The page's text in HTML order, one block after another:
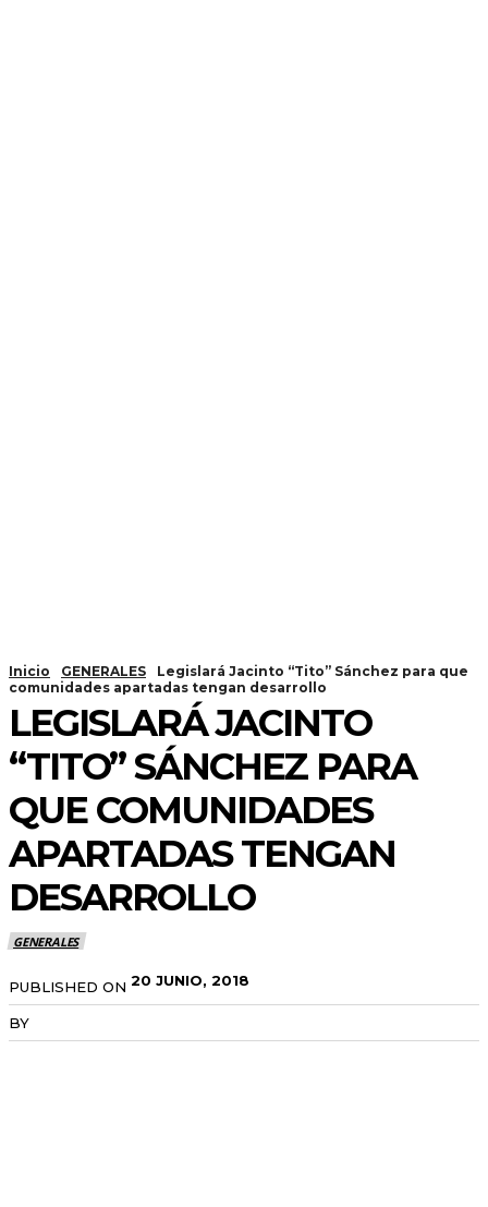
Inicio GENERALES
Legislará Jacinto “Tito” Sánchez para que
comunidades apartadas tengan desarrollo
LEGISLARÁ JACINTO
“TITO” SÁNCHEZ PARA
QUE COMUNIDADES
APARTADAS TENGAN
DESARROLLO
GENERALES
PUBLISHED ON 20 JUNIO, 2018
BY